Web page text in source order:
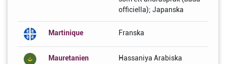
officiella); Japanska
Martinique Franska
Mauretanien
Hassaniya Arabiska